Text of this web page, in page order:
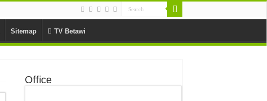
Sitemap TV Betawi
Office